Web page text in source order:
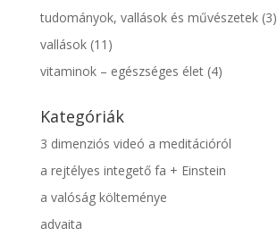
tudományok, vallások és művészetek(3)
vallások(11)
vitaminok – egészséges élet(4)
Kategóriák
3 dimenziós videó a meditációról
a rejtélyes integető fa + Einstein
a valóság költeménye
advaita